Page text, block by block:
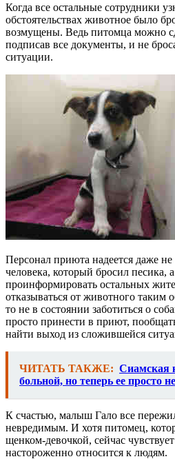
Когда все остальные сотрудники
обстоятельствах животное было
возмущены. Ведь питомца можно
подписав все документы, и не
ситуации.
Персонал приюта надеется даже
человека, который бросил песика,
проинформировать остальных
отказываться от животного таким
то не в состоянии заботиться о
просто принести в приют,
найти выход из сложившейся
ЧИТАТЬ ТАКЖЕ: Сиамская
больной, но теперь ее просто
К счастью, малыш Гало все
невредимым. И хотя питомец,
щенком-девочкой, сейчас
настороженно относится к людям.